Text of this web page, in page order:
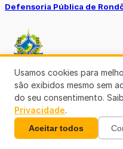
Defensoria Pública de
Ouvidoria TJ-RO
Usamos cookies para
são exibidos mesmo sem
do seu consentimento.
Privacidade.
Aceitar todos